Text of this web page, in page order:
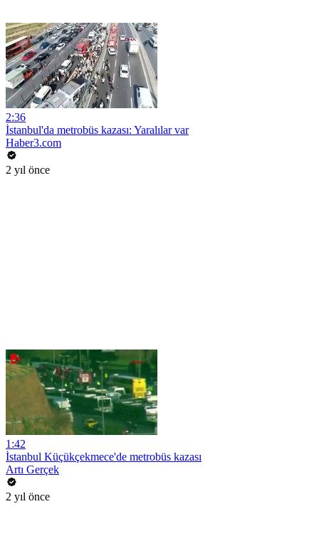
2:36
İstanbul'da metrobüs kazası: Yaralılar var
Haber3.com
2 yıl önce
1:42
İstanbul Küçükçekmece'de metrobüs kazası
Artı Gerçek
2 yıl önce